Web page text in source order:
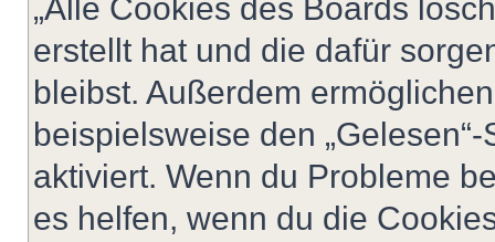
„Alle Cookies des Boards
erstellt hat und die dafür
bleibst. Außerdem
beispielsweise den
aktiviert. Wenn du Probleme
es helfen, wenn du die